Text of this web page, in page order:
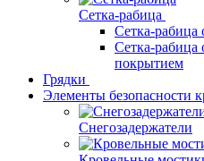
Сетка-рабица
Сетка-рабица
Сетка-
покрытием
Грядки
Элементы безопасности
Снегозадержатели